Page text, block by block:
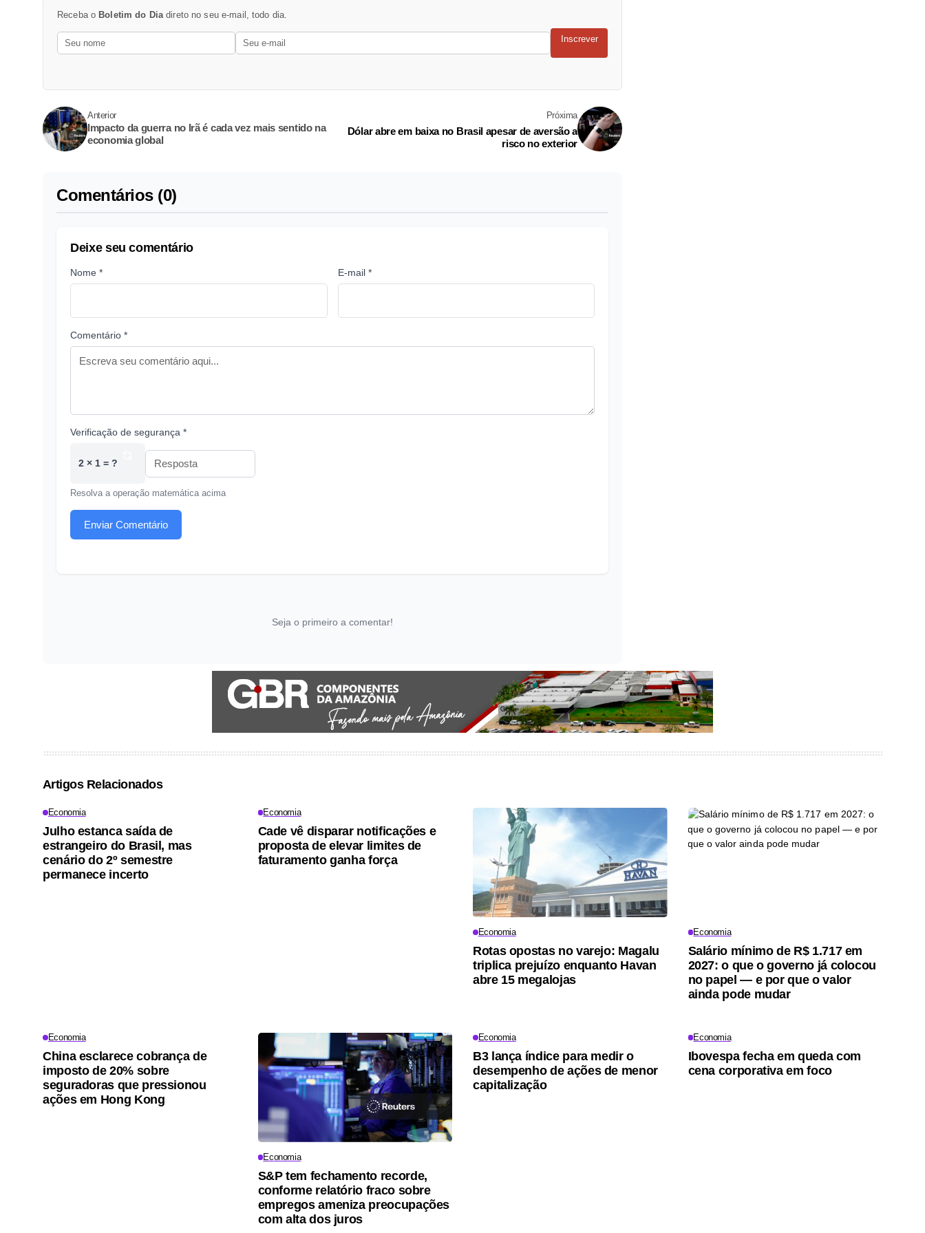
Receba o Boletim do Diadireto no seu e-mail, todo dia.
Inscrever
Anterior
Impacto da guerra no Irã é cada vez mais sentido na
economia global
Próxima
Dólar abre em baixa no Brasil apesar de aversão a
risco no exterior
Comentários (0)
Deixe seu comentário
Nome * E-mail *
Comentário *
Verificação de segurança *
2 × 1 = ?
Resolva a operação matemática acima
Enviar Comentário
Seja o primeiro a comentar!
Artigos Relacionados
Economia
Julho estanca saída de
estrangeiro do Brasil, mas
cenário do 2º semestre
permanece incerto
Economia
Cade vê disparar notificações e
proposta de elevar limites de
faturamento ganha força
Economia
Rotas opostas no varejo: Magalu
triplica prejuízo enquanto Havan
abre 15 megalojas
Economia
Salário mínimo de R$ 1.717 em
2027: o que o governo já colocou
no papel — e por que o valor
ainda pode mudar
Economia
China esclarece cobrança de
imposto de 20% sobre
seguradoras que pressionou
ações em Hong Kong
Economia
S&P tem fechamento recorde,
conforme relatório fraco sobre
empregos ameniza preocupações
com alta dos juros
Economia
B3 lança índice para medir o
desempenho de ações de menor
capitalização
Economia
Ibovespa fecha em queda com
cena corporativa em foco